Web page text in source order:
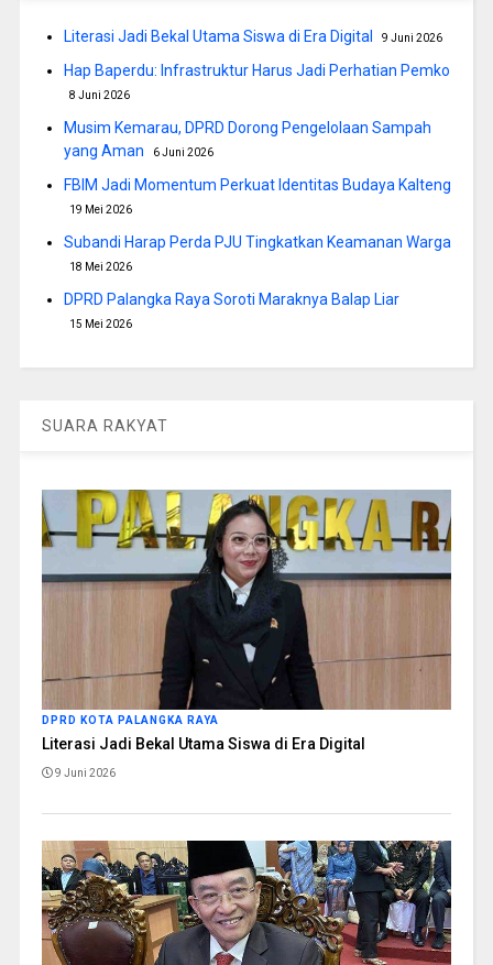
Literasi Jadi Bekal Utama Siswa di Era Digital 9 Juni 2026
Hap Baperdu: Infrastruktur Harus Jadi Perhatian Pemko
8 Juni 2026
Musim Kemarau, DPRD Dorong Pengelolaan Sampah
yang Aman
6 Juni 2026
FBIM Jadi Momentum Perkuat Identitas Budaya Kalteng
19 Mei 2026
Subandi Harap Perda PJU Tingkatkan Keamanan Warga
18 Mei 2026
DPRD Palangka Raya Soroti Maraknya Balap Liar
15 Mei 2026
SUARA RAKYAT
DPRD KOTA PALANGKA RAYA
Literasi Jadi Bekal Utama Siswa di Era Digital
9 Juni 2026